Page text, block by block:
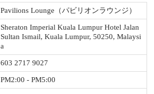
Pavilions Lounge（パビリオンラウンジ）
Sheraton Imperial Kuala Lumpur Hotel Jalan
Sultan Ismail, Kuala Lumpur, 50250, Malaysi
a
603 2717 9027
PM2:00 - PM5:00